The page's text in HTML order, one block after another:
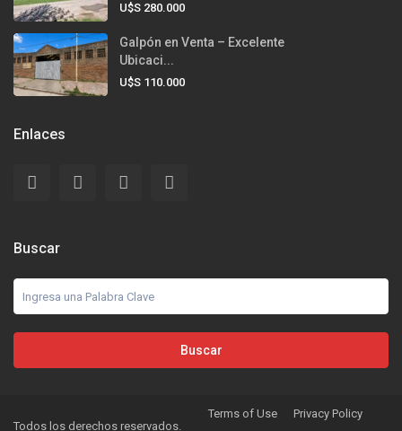
U$S 280.000
Galpón en Venta – Excelente
Ubicaci...
U$S 110.000
Enlaces
Buscar
Buscar
Todos los derechos reservados.
Terms of Use Privacy Policy